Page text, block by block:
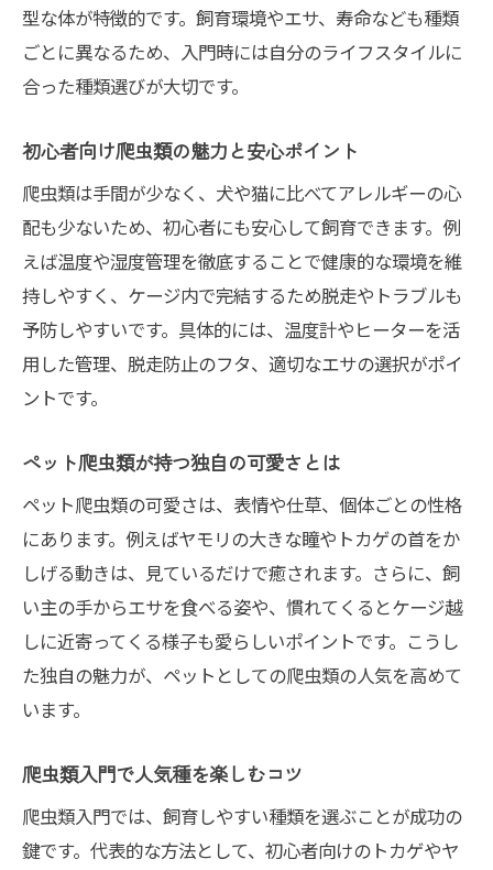
初心者でも安心の爬虫類選び方ガイド
小さいケージで飼える爬虫類の魅力
飼いやすいトカゲの特徴と選び方
可愛さ際立つ爬虫類の癒し効果まとめ
可愛い爬虫類がもたらす癒し効果解説
爬虫類の表情や仕草の可愛さに注目
癒し系ペットとしての爬虫類の魅力
女性に人気の可愛い爬虫類特集
SNSでも話題の爬虫類癒しポイント
流木アイテムや環境作りのコツ紹介
流木のアク抜き方法と飼育環境の工夫
爬虫類の快適な住まい作りの基本技
環境アイテムで爬虫類の健康を守る
初心者向け環境作りのコツと注意点
ヒーター不要で飼える爬虫類も徹底調査
ヒーターなしで飼える爬虫類の種類
初心者向けヒーター不要の飼い方ガイド
小さいケージ対応の爬虫類も紹介
型な体が特徴的です。飼育環境やエサ、寿命なども種類
ごとに異なるため、入門時には自分のライフスタイルに
合った種類選びが大切です。
初心者向け爬虫類の魅力と安心ポイント
爬虫類は手間が少なく、犬や猫に比べてアレルギーの心
配も少ないため、初心者にも安心して飼育できます。例
えば温度や湿度管理を徹底することで健康的な環境を維
持しやすく、ケージ内で完結するため脱走やトラブルも
予防しやすいです。具体的には、温度計やヒーターを活
用した管理、脱走防止のフタ、適切なエサの選択がポイ
ントです。
ペット爬虫類が持つ独自の可愛さとは
ペット爬虫類の可愛さは、表情や仕草、個体ごとの性格
にあります。例えばヤモリの大きな瞳やトカゲの首をか
しげる動きは、見ているだけで癒されます。さらに、飼
い主の手からエサを食べる姿や、慣れてくるとケージ越
しに近寄ってくる様子も愛らしいポイントです。こうし
た独自の魅力が、ペットとしての爬虫類の人気を高めて
います。
爬虫類入門で人気種を楽しむコツ
爬虫類入門では、飼育しやすい種類を選ぶことが成功の
鍵です。代表的な方法として、初心者向けのトカゲやヤ